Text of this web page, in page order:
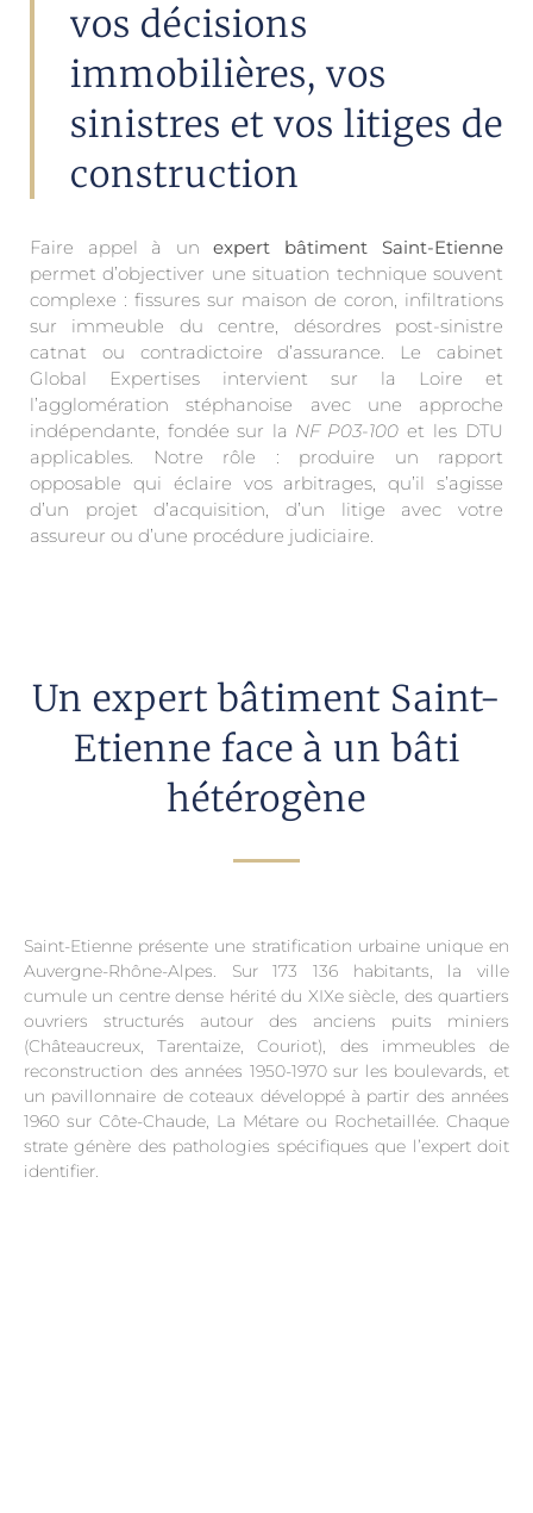
vos décisions
immobilières, vos
sinistres et vos litiges de
construction
Faire appel à un expert bâtiment Saint-Etienne
permet d’objectiver une situation technique souvent
complexe : fissures sur maison de coron, infiltrations
sur immeuble du centre, désordres post-sinistre
catnat ou contradictoire d’assurance. Le cabinet
Global Expertises intervient sur la Loire et
l’agglomération stéphanoise avec une approche
indépendante, fondée sur la NF P03-100 et les DTU
applicables. Notre rôle : produire un rapport
opposable qui éclaire vos arbitrages, qu’il s’agisse
d’un projet d’acquisition, d’un litige avec votre
assureur ou d’une procédure judiciaire.
Un expert bâtiment Saint-
Etienne face à un bâti
hétérogène
Saint-Etienne présente une stratification urbaine unique en
Auvergne-Rhône-Alpes. Sur 173 136 habitants, la ville
cumule un centre dense hérité du XIXe siècle, des quartiers
ouvriers structurés autour des anciens puits miniers
(Châteaucreux, Tarentaize, Couriot), des immeubles de
reconstruction des années 1950-1970 sur les boulevards, et
un pavillonnaire de coteaux développé à partir des années
1960 sur Côte-Chaude, La Métare ou Rochetaillée. Chaque
strate génère des pathologies spécifiques que l’expert doit
identifier.